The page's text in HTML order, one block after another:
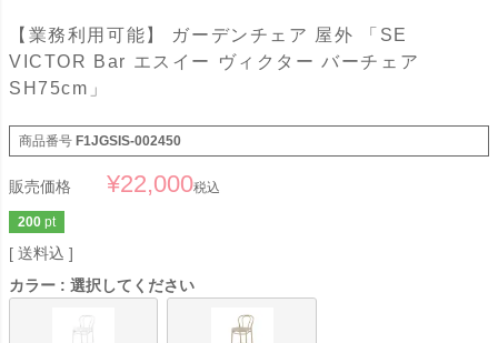
【業務利用可能】 ガーデンチェア 屋外 「SE
VICTOR Bar エスイー ヴィクター バーチェア
SH75cm」
商品番号 F1JGSIS-002450
販売価格 ¥22,000税込
200 pt
送料込
カラー
選択してください